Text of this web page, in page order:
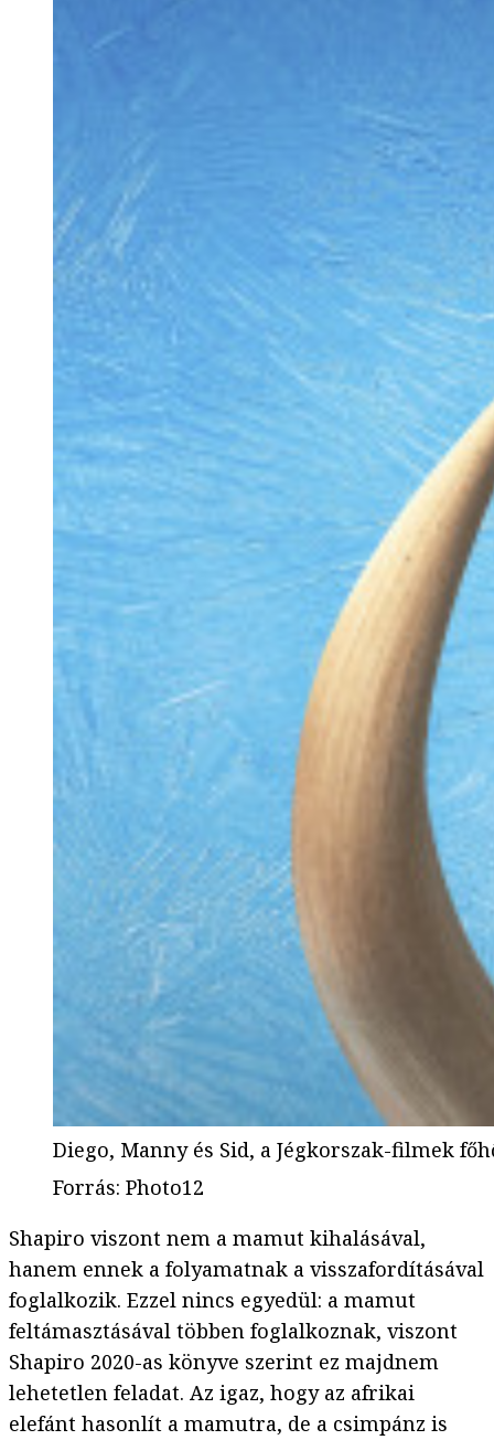
Diego, Manny és Sid, a Jégkorszak-filmek
Forrás: Photo12
Shapiro viszont nem a mamut kihalásával,
hanem ennek a folyamatnak a visszafordításával
foglalkozik. Ezzel nincs egyedül: a mamut
feltámasztásával többen foglalkoznak, viszont
Shapiro 2020-as könyve szerint ez majdnem
lehetetlen feladat. Az igaz, hogy az afrikai
elefánt hasonlít a mamutra, de a csimpánz is